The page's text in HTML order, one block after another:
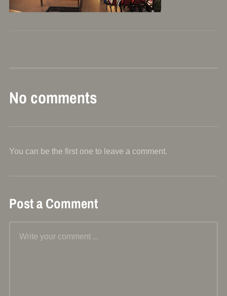
No comments
You can be the first one to leave a comment.
Post a Comment